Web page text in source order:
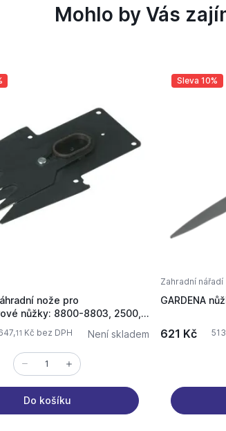
Mohlo by Vás
nože pro
nůžky: 8800-8803, 2500,
11 Kč bez DPH Není skladem
Do košíku
Sleva 10%
Zahradní nářadí
GARDENA
621 Kč